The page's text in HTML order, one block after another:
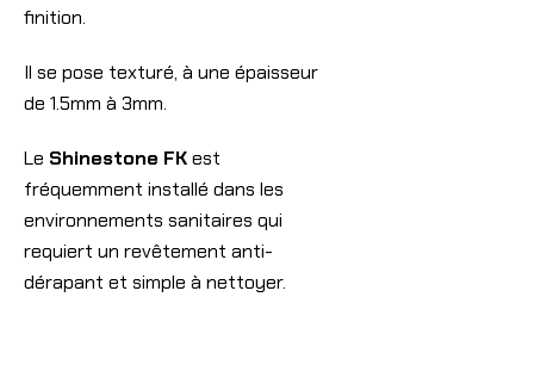
finition.
Il se pose texturé, à une épaisseur
de 1.5mm à 3mm.
Le Shinestone FKest
fréquemment installé dans les
environnements sanitaires qui
requiert un revêtement anti-
dérapant et simple à nettoyer.